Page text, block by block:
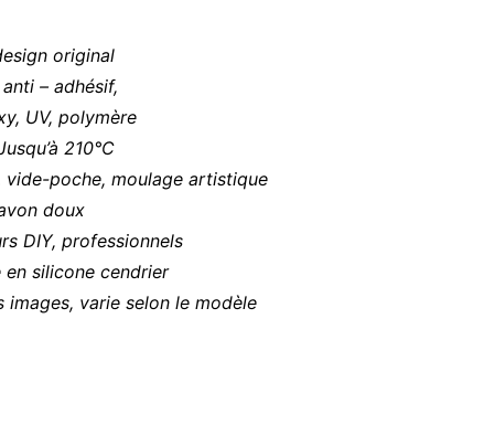
original
– adhésif,
UV, polymère
210°C
vide-poche, moulage artistique
doux
DIY, professionnels
silicone cendrier
varie selon le modèle